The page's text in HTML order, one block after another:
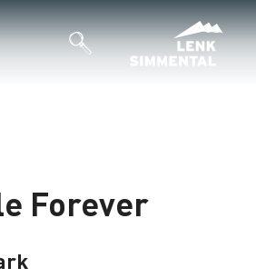
Forever